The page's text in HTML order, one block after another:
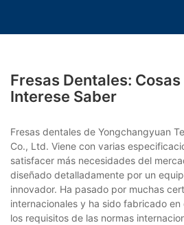
Fresas Dentales: Cosas
Interese Saber
Fresas dentales de Yongchangyuan
Co., Ltd. Viene con varias
satisfacer más necesidades del
diseñado detalladamente por un
innovador. Ha pasado por muchas
internacionales y ha sido fabricado
los requisitos de las normas